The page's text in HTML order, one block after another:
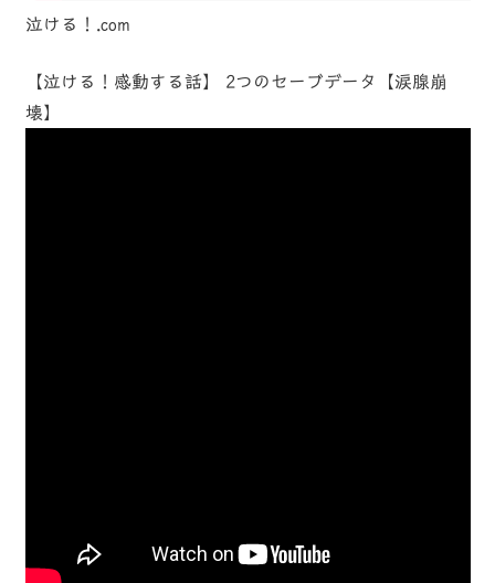
泣ける！.com
【泣ける！感動する話】 2つのセーブデータ【涙腺崩
壊】